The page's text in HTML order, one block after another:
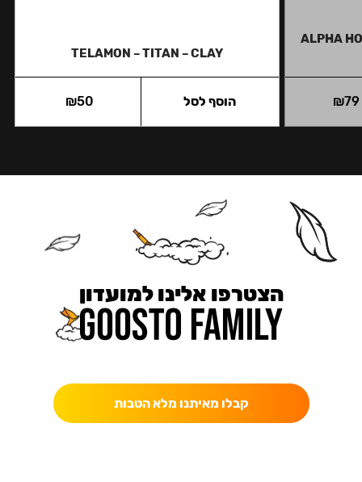
ALPHA
₪79
TELAMON – TITAN – CLAY
₪50 הוסף לסל
הצטרפו אלינו למועדון
קבלו מאיתנו מלא הטבות